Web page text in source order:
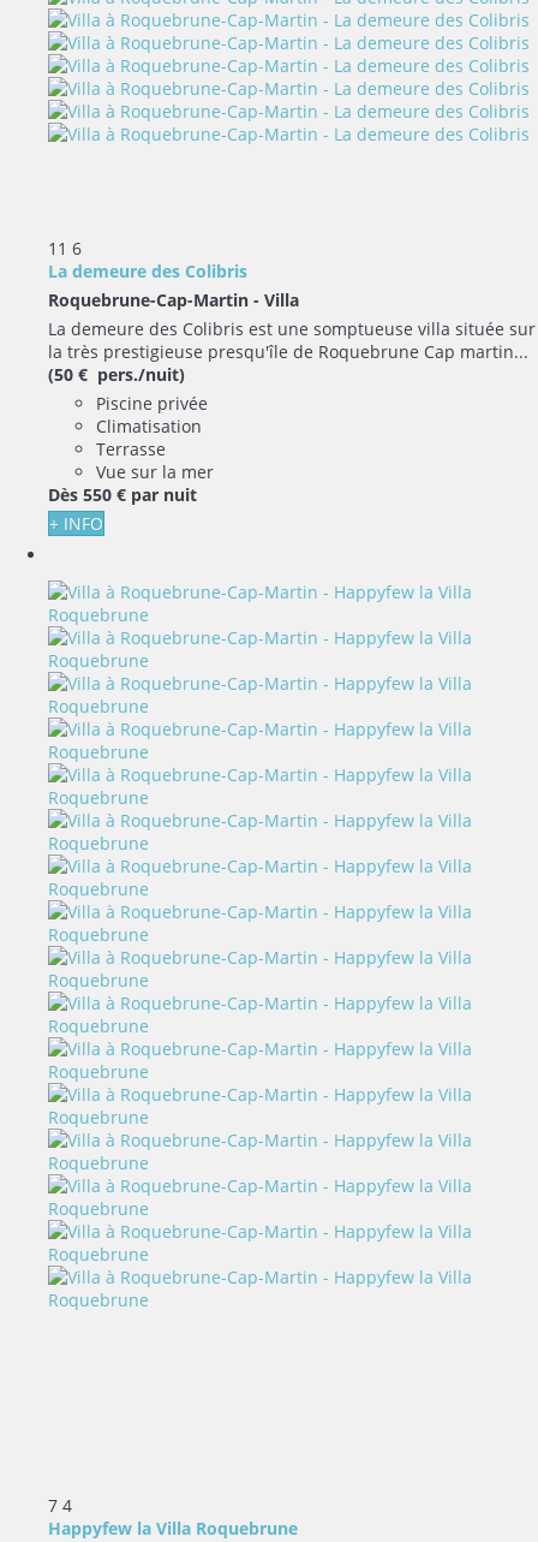
11 6
La demeure des Colibris
Roquebrune-Cap-Martin - Villa
La demeure des Colibris est une somptueuse villa située sur
la très prestigieuse presqu'île de Roquebrune Cap martin...
(50 € pers./nuit)
Piscine privée
Climatisation
Terrasse
Vue sur la mer
Dès 550 € par nuit
+ INFO
7 4
Happyfew la Villa Roquebrune